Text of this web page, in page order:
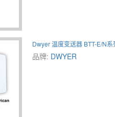
Dwyer 温度变送器 BTT-E/N系
品牌: DWYER